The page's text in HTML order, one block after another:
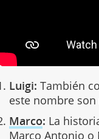
Luigi: También
este nombre son
Marco: La
Marco Antonio